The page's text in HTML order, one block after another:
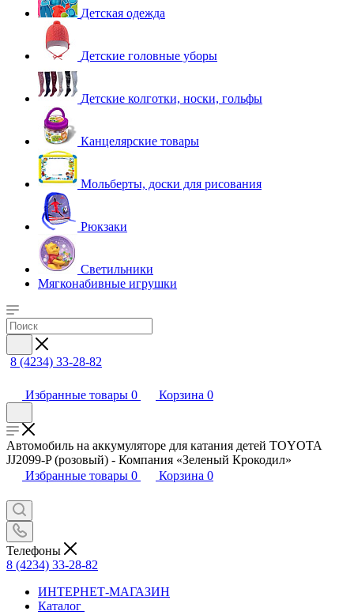
Детская одежда
Детские головные уборы
Детские колготки, носки, гольфы
Канцелярские товары
Мольберты, доски для рисования
Рюкзаки
Светильники
Мягконабивные игрушки
8 (4234) 33-28-82
Избранные товары 0 Корзина 0
Автомобиль на аккумуляторе для катания детей TOYOTA
JJ2099-P (розовый) - Компания «Зеленый Крокодил»
Избранные товары 0 Корзина 0
Телефоны
8 (4234) 33-28-82
ИНТЕРНЕТ-МАГАЗИН
Каталог